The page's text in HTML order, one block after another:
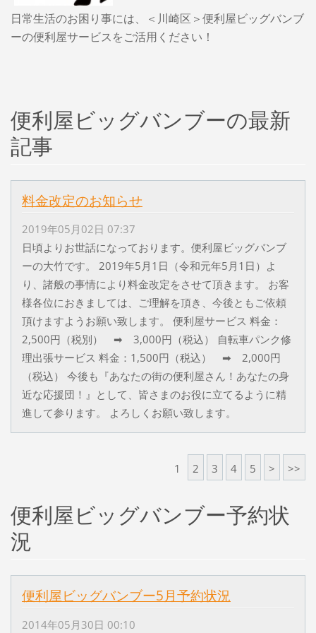
日常生活のお困り事には、＜川崎区＞便利屋ビッグバンブ
ーの便利屋サービスをご活用ください！
便利屋ビッグバンブーの最新
記事
料金改定のお知らせ
2019年05月02日 07:37
日頃よりお世話になっております。便利屋ビッグバンブ
ーの大竹です。 2019年5月1日（令和元年5月1日）よ
り、諸般の事情により料金改定をさせて頂きます。 お客
様各位におきましては、ご理解を頂き、今後ともご依頼
頂けますようお願い致します。 便利屋サービス 料金：
2,500円（税別） ➡ 3,000円（税込） 自転車パンク修
理出張サービス 料金：1,500円（税込） ➡ 2,000円
（税込） 今後も『あなたの街の便利屋さん！あなたの身
近な応援団！』として、皆さまのお役に立てるように精
進して参ります。 よろしくお願い致します。
1 2 3 4 5 > >>
便利屋ビッグバンブー予約状
況
便利屋ビッグバンブー5月予約状況
2014年05月30日 00:10